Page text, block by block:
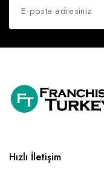
Hızlı İletişim